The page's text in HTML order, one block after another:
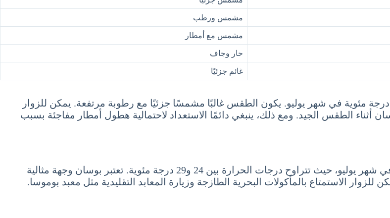
مشمس ورطب
مشمس مع أمطار
حار وجاف
غائم جزئيًا
سيول، عاصمة كوريا الجنوبية، تشهد درجات حرارة تتراوح بين 25 و30 درجة مئوية في شهر يوليو. يكون الطقس غالبًا مشمسًا جزئيًا مع رطوبة مرتفعة. يمكن للزوار
أثناء الطقس الجيد. ومع ذلك، ينبغي دائمًا الاستعداد لاحتمالية هطول أمطار مفاجئة بسبب
بوسان، ثاني أكبر مدينة في كوريا الجنوبية، تتمتع بطقس حار ورطب في شهر يوليو، حيث تتراوح درجات الحرارة بين 24 و29 درجة مئوية. تعتبر بوسان وجهة مثالية
الاستمتاع بالمأكولات البحرية الطازجة وزيارة المعابد التقليدية مثل معبد بوموسا.